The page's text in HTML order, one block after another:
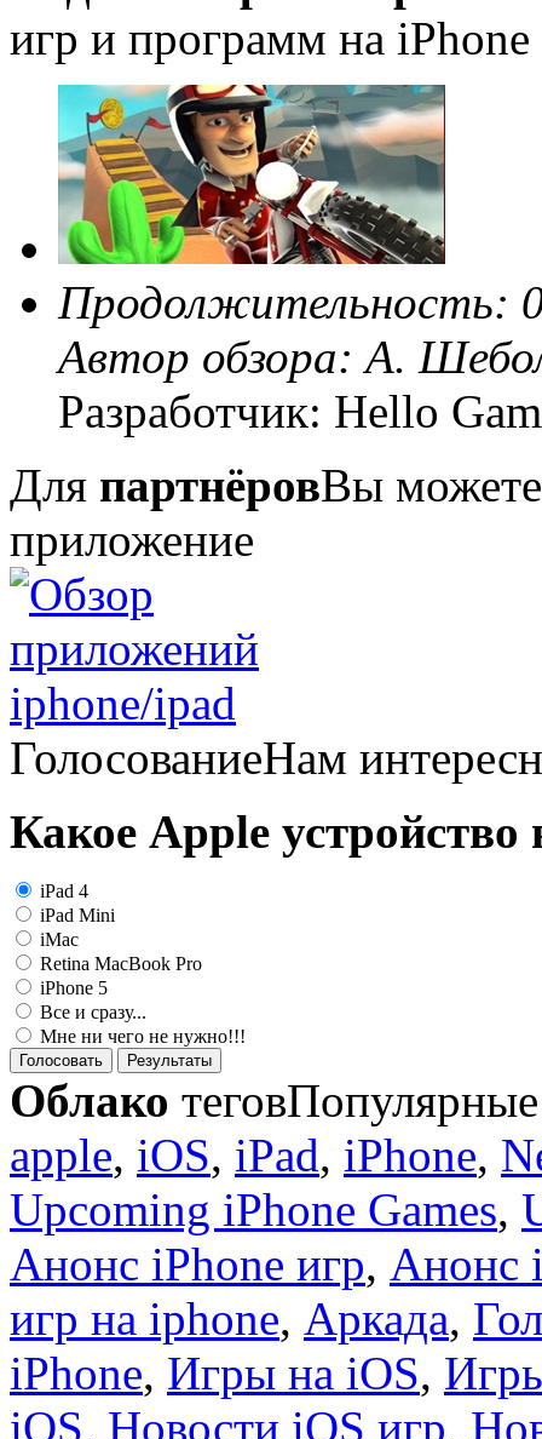
игр и программ на
Продолжительность:
Автор обзора:А.
Разработчик: Hello
Для партнёровВы можете
приложение
ГолосованиеНам
Какое Apple устройство
iPad 4
iPad Mini
iMac
Retina MacBook Pro
iPhone 5
Все и сразу...
Мне ни чего не нужно!!!
Голосовать Результаты
Облако теговПопулярные
apple, iOS, iPad, iPhone,
Upcoming iPhone Games,
Анонс iPhone игр, Анонс
игр на iphone, Аркада,
iPhone, Игры на iOS,
iOS, Новости iOS игр,